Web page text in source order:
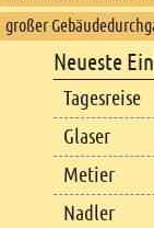
großer
Footer content
Neueste
Tagesreise
Glaser
Metier
Nadler